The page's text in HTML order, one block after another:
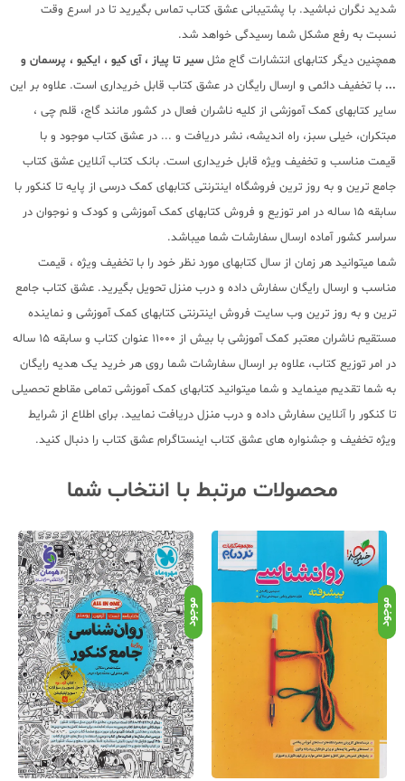
شدید نگران نباشید. با پشتیبانی عشق کتاب تماس بگیرید تا در اسرع وقت
نسبت به رفع مشکل شما رسیدگی خواهد شد.
همچنین دیگر کتابهای انتشارات گاج مثل سیر تا پیاز ، آی کیو ، ایکیو ، پرسمان و
... با تخفیف دائمی و ارسال رایگان در عشق کتاب قابل خریداری است. علاوه بر این
سایر کتابهای کمک آموزشی از کلیه ناشران فعال در کشور مانند گاج، قلم چی ،
مبتکران، خیلی سبز، راه اندیشه، نشر دریافت و ... در عشق کتاب موجود و با
قیمت مناسب و تخفیف ویژه قابل خریداری است. بانک کتاب آنلاین عشق کتاب
جامع ترین و به روز ترین فروشگاه اینترنتی کتابهای کمک درسی از پایه تا کنکور با
سابقه 15 ساله در امر توزیع و فروش کتابهای کمک آموزشی و کودک و نوجوان در
سراسر کشور آماده ارسال سفارشات شما میباشد.
شما میتوانید هر زمان از سال کتابهای مورد نظر خود را با تخفیف ویژه ، قیمت
مناسب و ارسال رایگان سفارش داده و درب منزل تحویل بگیرید. عشق کتاب جامع
ترین و به روز ترین وب سایت فروش اینترنتی کتابهای کمک آموزشی و نماینده
مستقیم ناشران معتبر کمک آموزشی با بیش از 11000 عنوان کتاب و سابقه 15 ساله
در امر توزیع کتاب، علاوه بر ارسال سفارشات شما روی هر خرید یک هدیه رایگان
به شما تقدیم مینماید و شما میتوانید کتابهای کمک آموزشی تمامی مقاطع تحصیلی
تا کنکور را آنلاین سفارش داده و درب منزل دریافت نمایید. برای اطلاع از شرایط
ویژه تخفیف و جشنواره های عشق کتاب اینستاگرام عشق کتاب را دنبال کنید.
محصولات مرتبط با انتخاب شما
موجود موجود